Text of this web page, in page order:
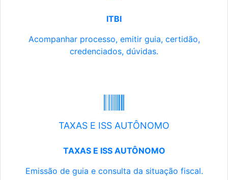
ITBI
Acompanhar processo, emitir guia, certidão,
credenciados, dúvidas.
TAXAS E ISS AUTÔNOMO
TAXAS E ISS AUTÔNOMO
Emissão de guia e consulta da situação fiscal.